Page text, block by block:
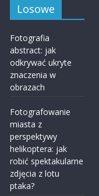
Losowe
Fotografia
abstract: jak
odkrywać ukryte
znaczenia w
obrazach
Fotografowanie
miasta z
perspektywy
helikoptera: jak
robić spektakularne
zdjęcia z lotu
ptaka?